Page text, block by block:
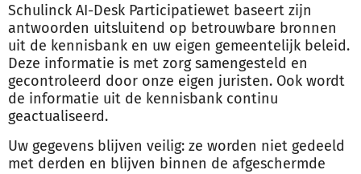
Schulinck AI-Desk Participatiewet baseert zijn
antwoorden uitsluitend op betrouwbare bronnen
uit de kennisbank en uw eigen gemeentelijk beleid.
Deze informatie is met zorg samengesteld en
gecontroleerd door onze eigen juristen. Ook wordt
de informatie uit de kennisbank continu
geactualiseerd.
Uw gegevens blijven veilig: ze worden niet gedeeld
met derden en blijven binnen de afgeschermde